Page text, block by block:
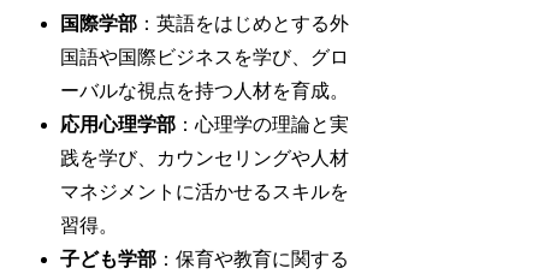
国際学部 ：英語をはじめとする外
国語や国際ビジネスを学び、グロ
ーバルな視点を持つ人材を育成。
応用心理学部 ：心理学の理論と実
践を学び、カウンセリングや人材
マネジメントに活かせるスキルを
習得。
子ども学部 ：保育や教育に関する